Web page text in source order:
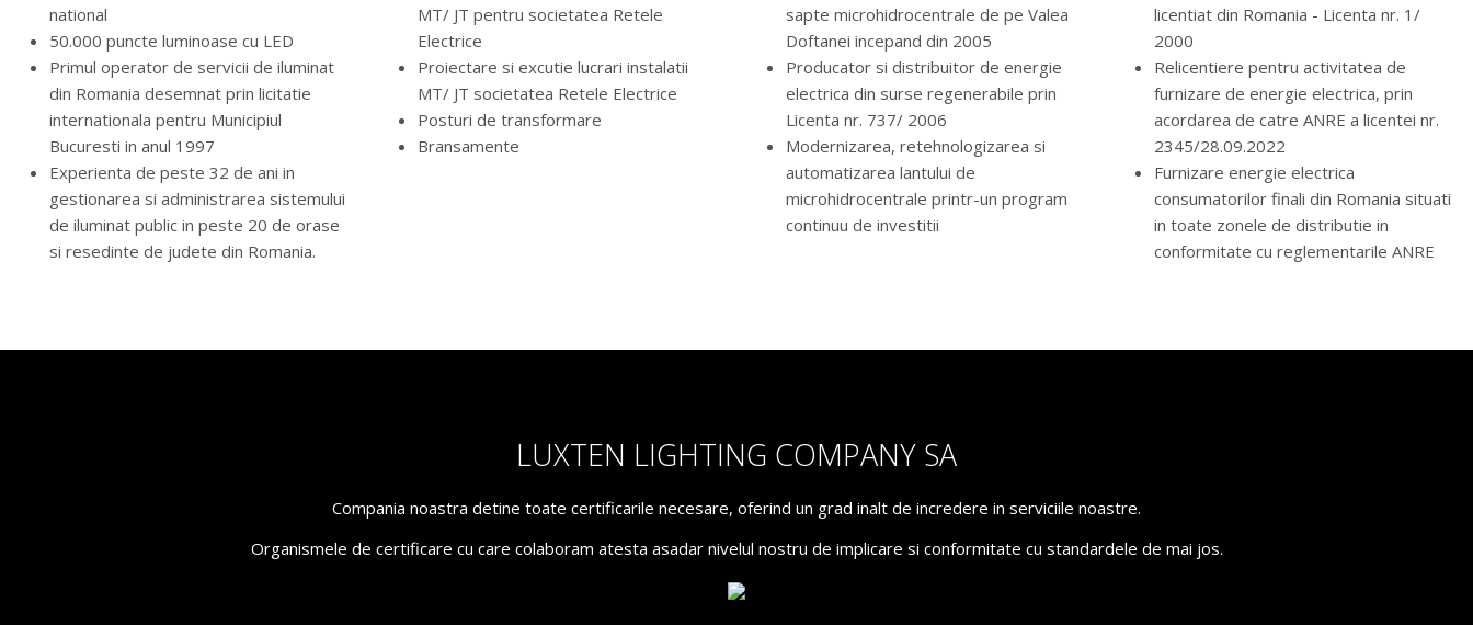
national
50.000 puncte luminoase cu LED
Primul operator de servicii de iluminat
din Romania desemnat prin licitatie
internationala pentru Municipiul
Bucuresti in anul 1997
Experienta de peste 32 de ani in
gestionarea si administrarea sistemului
de iluminat public in peste 20 de orase
si resedinte de judete din Romania.
MT/ JT pentru societatea Retele
Electrice
Proiectare si excutie lucrari instalatii
MT/ JT societatea Retele Electrice
Posturi de transformare
Bransamente
sapte microhidrocentrale de pe Valea
Doftanei incepand din 2005
Producator si distribuitor de energie
electrica din surse regenerabile prin
Licenta nr. 737/ 2006
Modernizarea, retehnologizarea si
automatizarea lantului de
microhidrocentrale printr-un program
continuu de investitii
licentiat din Romania - Licenta nr. 1/
2000
Relicentiere pentru activitatea de
furnizare de energie electrica, prin
acordarea de catre ANRE a licentei nr.
2345/28.09.2022
Furnizare energie electrica
consumatorilor finali din Romania situati
in toate zonele de distributie in
conformitate cu reglementarile ANRE
LUXTEN LIGHTING COMPANY SA
Compania noastra detine toate certificarile necesare, oferind un grad inalt de incredere in serviciile noastre.
Organismele de certificare cu care colaboram atesta asadar nivelul nostru de implicare si conformitate cu standardele de mai jos.